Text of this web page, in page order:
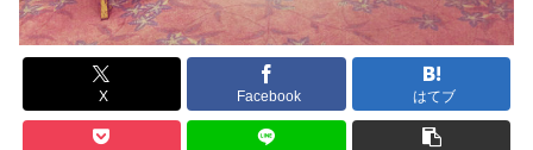
X Facebook はてブ